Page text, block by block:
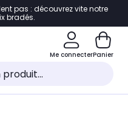
page
pas : découvrez vite notre
bradés.
Me connecterPanier